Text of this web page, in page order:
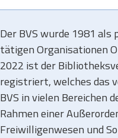
Der BVS wurde 1981
tätigen Organisationen
2022 ist der
registriert, welches das
BVS in vielen
Rahmen einer
Freiwilligenwesen und